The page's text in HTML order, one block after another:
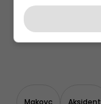
Makovc Aksident